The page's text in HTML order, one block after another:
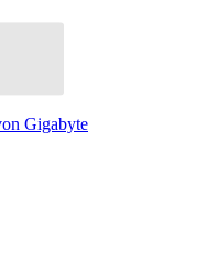
Gigabyte